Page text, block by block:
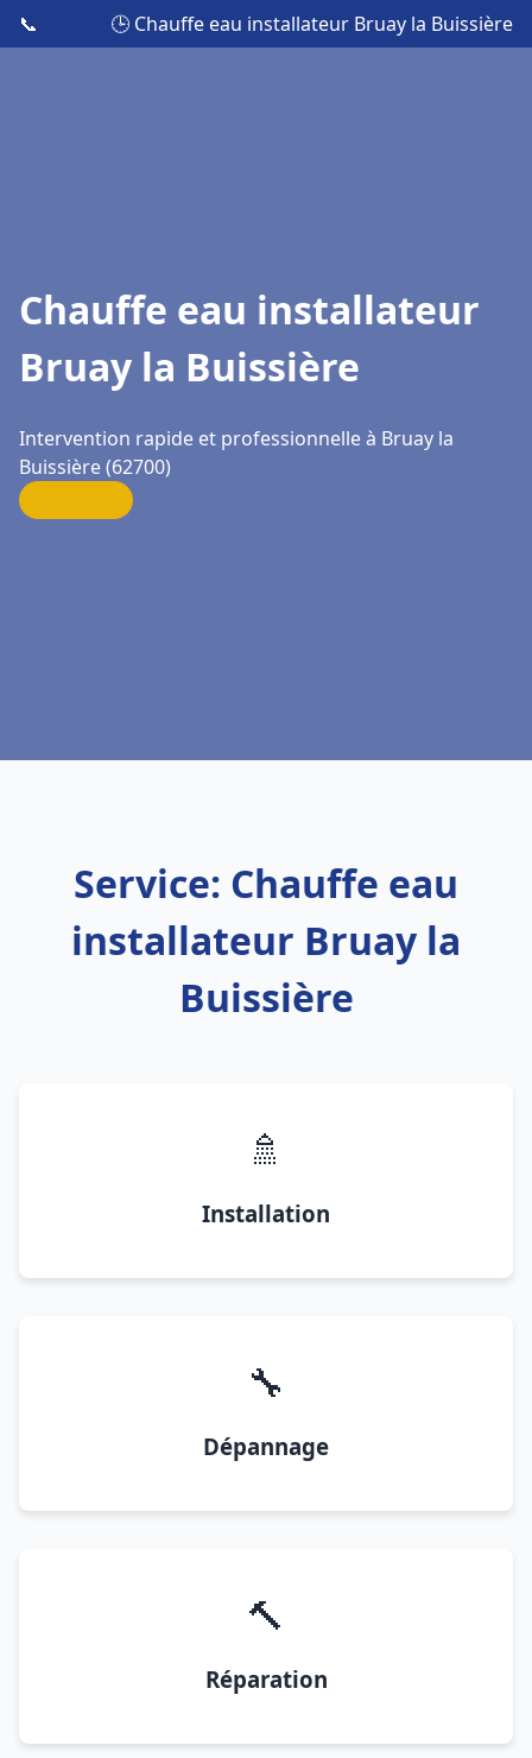
📞 🕒 Chauffe eau installateur Bruay la Buissière
Chauffe eau installateur
Bruay la Buissière
Intervention rapide et professionnelle à Bruay la
Buissière (62700)
Service: Chauffe eau
installateur Bruay la
Buissière
🚿
Installation
🔧
Dépannage
🔨
Réparation